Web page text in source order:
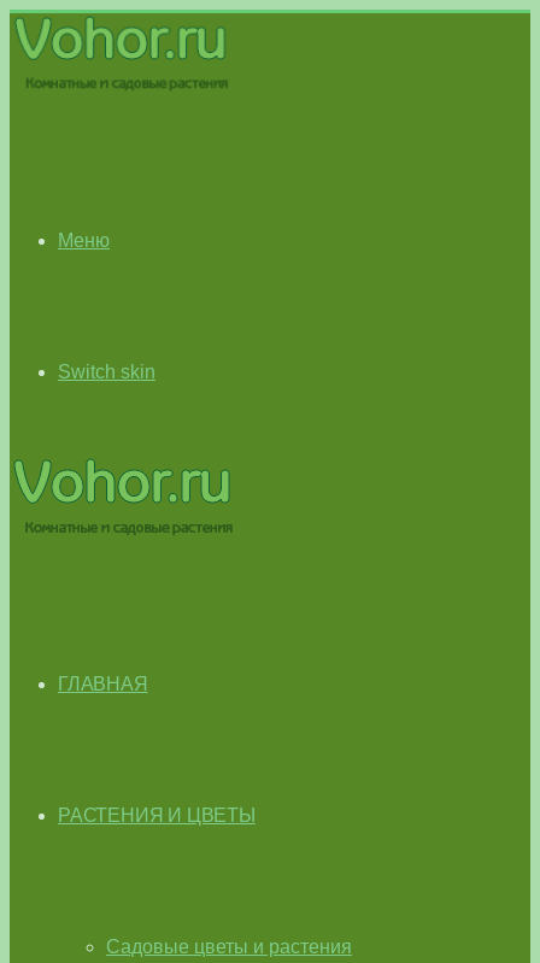
Меню
Switch skin
ГЛАВНАЯ
РАСТЕНИЯ И ЦВЕТЫ
Садовые цветы и растения